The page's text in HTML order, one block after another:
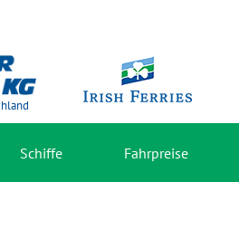
Schiffe Fahrpreise